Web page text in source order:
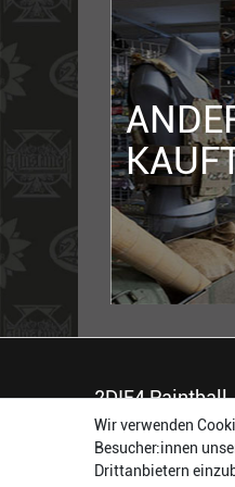
2DIE4 Paintball
56457 Westerburg
Reinhold-Ferger-
order@2die4-
Wir verwenden
Besucher:innen
Drittanbietern